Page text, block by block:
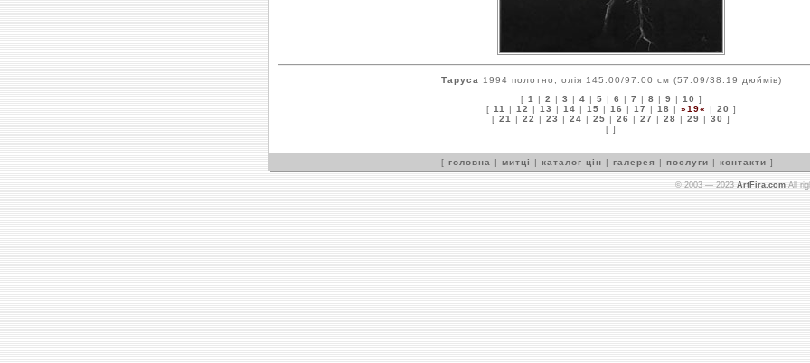
Таруса
1994 полотно, олія 145.00/97.00 см (57.09/38.19 дюймів)
[ 1 | 2 | 3 | 4 | 5 | 6 | 7 | 8 | 9 | 10 ]
[ 11 | 12 | 13 | 14 | 15 | 16 | 17 | 18 | »19« | 20 ]
[ 21 | 22 | 23 | 24 | 25 | 26 | 27 | 28 | 29 | 30 ]
[ ]
[ головна | митці | каталог цін | галерея | послуги | контакти ]
© 2003 — 2023 ArtFira.com All